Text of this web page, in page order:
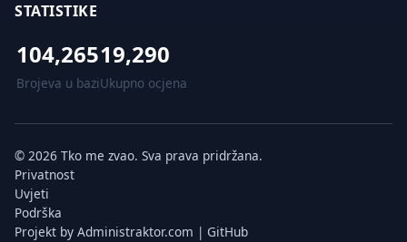
STATISTIKE
104,265
Brojeva u bazi
19,290
Ukupno ocjena
© 2026 Tko me zvao. Sva prava pridržana.
Privatnost
Uvjeti
Podrška
Projekt by Administraktor.com | GitHub